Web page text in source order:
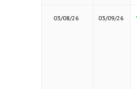
03/08/26 03/09/26